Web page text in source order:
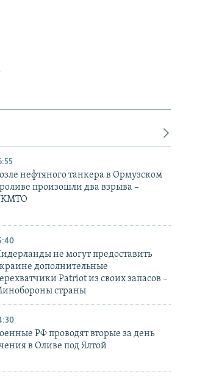
нефтяного танкера в Ормузском
произошли два взрыва –
не могут предоставить
дополнительные
Patriot из своих запасов –
страны
РФ проводят вторые за день
в Оливе под Ялтой